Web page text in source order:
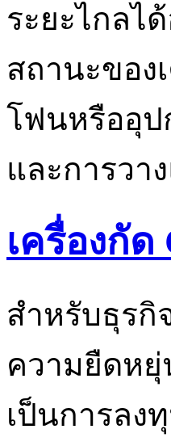
ระยะไกลไ
สถานะของ
โฟนหรืออุป
และการวา
เครื่องกัด
สำหรับธุรกิ
ความยืดหยุ่
เป็นการลง